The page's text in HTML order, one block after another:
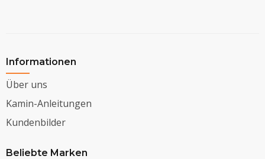
Informationen
Über uns
Kamin-Anleitungen
Kundenbilder
Beliebte Marken